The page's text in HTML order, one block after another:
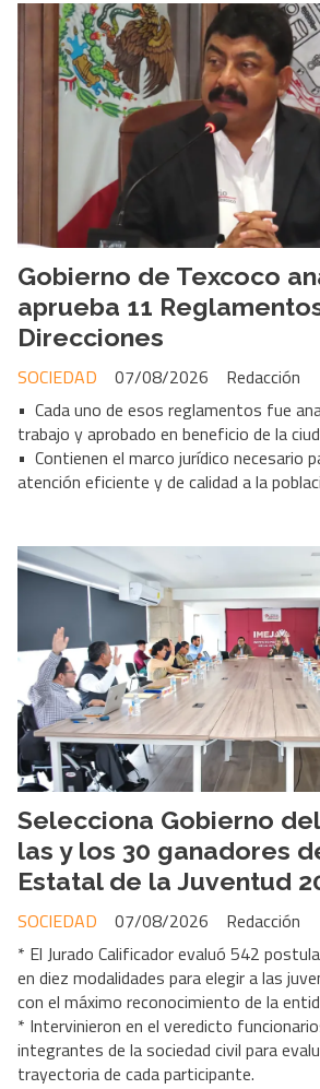
Gobierno de Texcoco
aprueba 11
Direcciones
Redacción
SOCIEDAD
07/08/2026
• Cada uno de esos reglamentos fue
trabajo y aprobado en beneficio de la
• Contienen el marco jurídico necesario
atención eficiente y de calidad a la
Selecciona Gobierno
las y los 30 ganadores
Estatal de la Juventud
Redacción
SOCIEDAD
07/08/2026
* El Jurado Calificador evaluó 542
en diez modalidades para elegir a las
con el máximo reconocimiento de la
* Intervinieron en el veredicto
integrantes de la sociedad civil para
trayectoria de cada participante.